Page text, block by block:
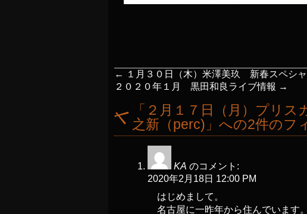
←
１月３０日（木）米澤美玖 新春スペシ
２０２０年１月 黒田和良ライブ情報 →
「 ２月１７日（月）プリ
之新（perc) 」への2件のフ
KA のコメント:
2020年2月18日 12:00 PM
はじめまして。
名古屋に一昨年から住んでいます。